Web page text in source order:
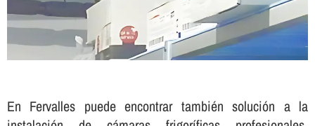
En Fervalles puede encontrar también solución a la